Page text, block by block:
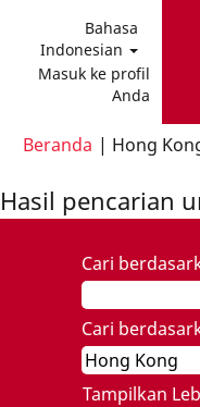
Bahasa
Indonesian
Masuk ke profil
Anda
Beranda | Hong
Hasil pencarian
Cari
Cari
Tampilkan